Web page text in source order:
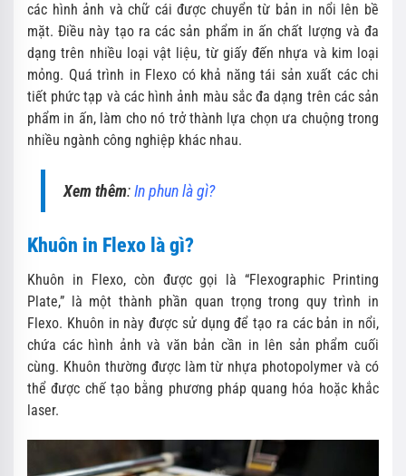
các hình ảnh và chữ cái được chuyển từ bản in nổi lên bề
mặt. Điều này tạo ra các sản phẩm in ấn chất lượng và đa
dạng trên nhiều loại vật liệu, từ giấy đến nhựa và kim loại
mỏng. Quá trình in Flexo có khả năng tái sản xuất các chi
tiết phức tạp và các hình ảnh màu sắc đa dạng trên các sản
phẩm in ấn, làm cho nó trở thành lựa chọn ưa chuộng trong
nhiều ngành công nghiệp khác nhau.
Xem thêm:In phun là gì?
Khuôn in Flexo là gì?
Khuôn in Flexo, còn được gọi là “Flexographic Printing
Plate,” là một thành phần quan trọng trong quy trình in
Flexo. Khuôn in này được sử dụng để tạo ra các bản in nổi,
chứa các hình ảnh và văn bản cần in lên sản phẩm cuối
cùng. Khuôn thường được làm từ nhựa photopolymer và có
thể được chế tạo bằng phương pháp quang hóa hoặc khắc
laser.